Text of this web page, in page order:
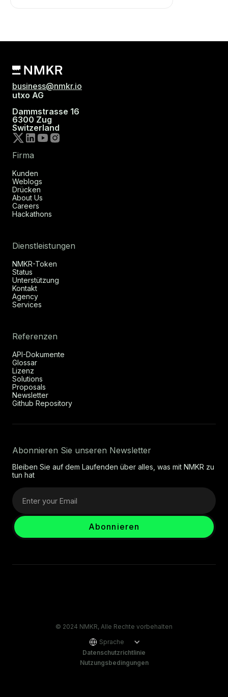
business@nmkr.io
utxo AG
Dammstrasse 16
6300 Zug
Switzerland
Firma
Kunden
Weblogs
Drücken
About Us
Careers
Hackathons
Dienstleistungen
NMKR-Token
Status
Unterstützung
Kontakt
Agency
Services
Referenzen
API-Dokumente
Glossar
Lizenz
Solutions
Proposals
Newsletter
Github Repository
Abonnieren Sie unseren Newsletter
Bleiben Sie auf dem Laufenden über alles, was mit NMKR zu
tun hat
© 2024 NMKR, Alle Rechte vorbehalten
Sprache
Datenschutzrichtlinie
Nutzungsbedingungen